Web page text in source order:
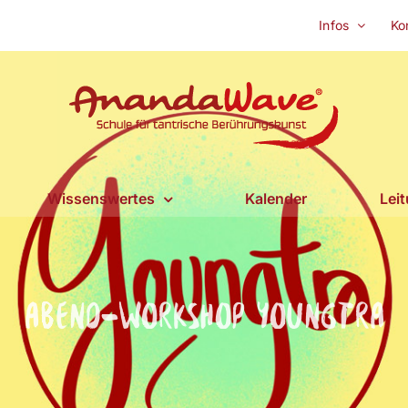
Infos
Wissenswertes Kalender
Abend-Workshop Youngtra